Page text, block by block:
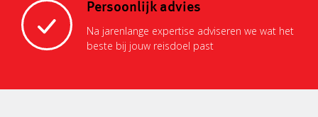
Persoonlijk advies
Na jarenlange expertise adviseren we wat het
beste bij jouw reisdoel past